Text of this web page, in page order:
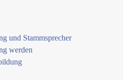
und Stammsprecher
werden